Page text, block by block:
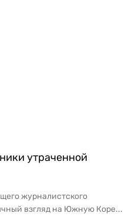
утраченной
журналистского
взгляд на Южную Коре...